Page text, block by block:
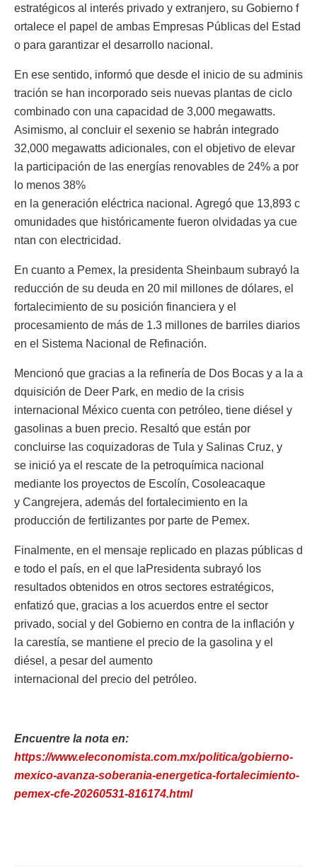
estratégicos al interés privado y extranjero, su Gobierno f
ortalece el papel de ambas Empresas Públicas del Estad
o para garantizar el desarrollo nacional.
En ese sentido, informó que desde el inicio de su adminis
tración se han incorporado seis nuevas plantas de ciclo
combinado con una capacidad de 3,000 megawatts.
Asimismo, al concluir el sexenio se habrán integrado
32,000 megawatts adicionales, con el objetivo de elevar
la participación de las energías renovables de 24% a por
lo menos 38%
en la generación eléctrica nacional. Agregó que 13,893 c
omunidades que históricamente fueron olvidadas ya cue
ntan con electricidad.
En cuanto a Pemex, la presidenta Sheinbaum subrayó la
reducción de su deuda en 20 mil millones de dólares, el
fortalecimiento de su posición financiera y el
procesamiento de más de 1.3 millones de barriles diarios
en el Sistema Nacional de Refinación.
Mencionó que gracias a la refinería de Dos Bocas y a la a
dquisición de Deer Park, en medio de la crisis
internacional México cuenta con petróleo, tiene diésel y
gasolinas a buen precio. Resaltó que están por
concluirse las coquizadoras de Tula y Salinas Cruz, y
se inició ya el rescate de la petroquímica nacional
mediante los proyectos de Escolín, Cosoleacaque
y Cangrejera, además del fortalecimiento en la
producción de fertilizantes por parte de Pemex.
Finalmente, en el mensaje replicado en plazas públicas d
e todo el país, en el que laPresidenta subrayó los
resultados obtenidos en otros sectores estratégicos,
enfatizó que, gracias a los acuerdos entre el sector
privado, social y del Gobierno en contra de la inflación y
la carestía, se mantiene el precio de la gasolina y el
diésel, a pesar del aumento
internacional del precio del petróleo.
Encuentre la nota en:
https://www.eleconomista.com.mx/politica/gobierno-
mexico-avanza-soberania-energetica-fortalecimiento-
pemex-cfe-20260531-816174.html